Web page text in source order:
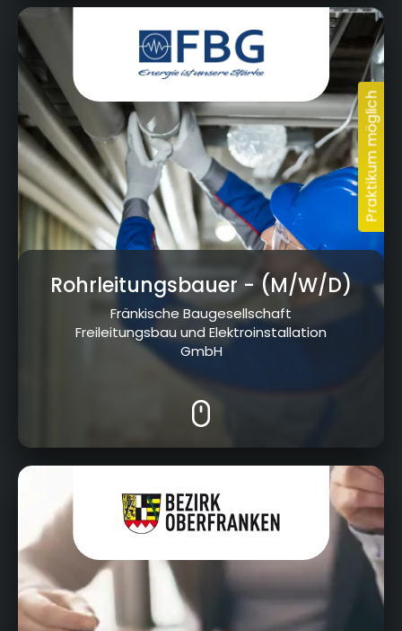
Carl-Kolb-Straße 26, 95448, Bayreuth
Rohrleitungsbauer - (M/W/D)
Fränkische Baugesellschaft
Freileitungsbau und Elektroinstallation
GmbH
Cottenbacher Straße 23, 95445 Bayreuth